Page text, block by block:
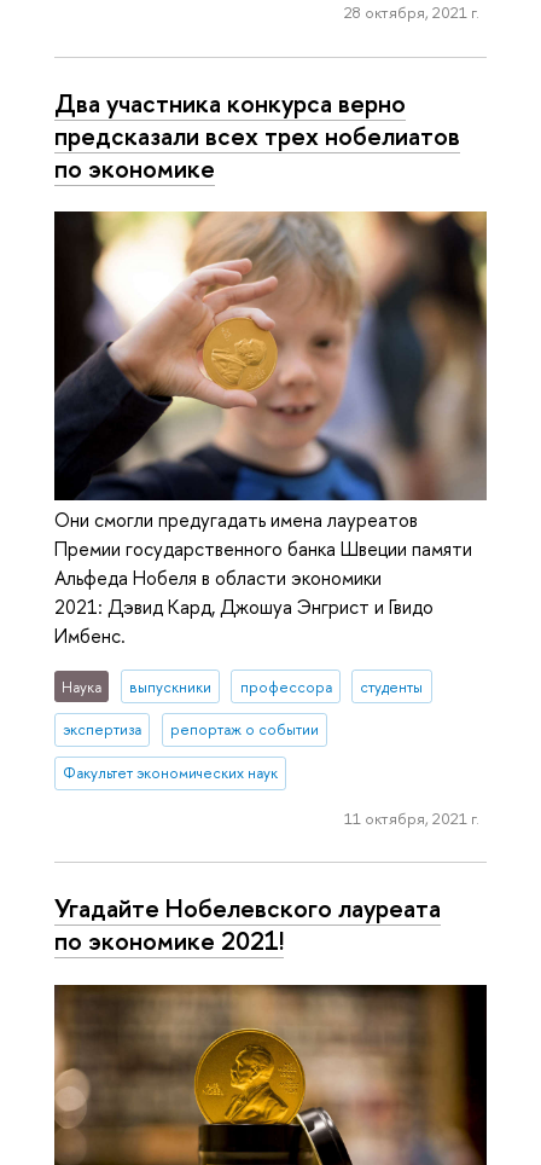
28 октября, 2021 г.
Два участника конкурса верно
предсказали всех трех нобелиатов
по экономике
Они смогли предугадать имена лауреатов
Премии государственного банка Швеции памяти
Альфеда Нобеля в области экономики
2021: Дэвид Кард, Джошуа Энгрист и Гвидо
Имбенс.
Наука выпускники профессора студенты
экспертиза репортаж о событии
Факультет экономических наук
11 октября, 2021 г.
Угадайте Нобелевского лауреата
по экономике 2021!